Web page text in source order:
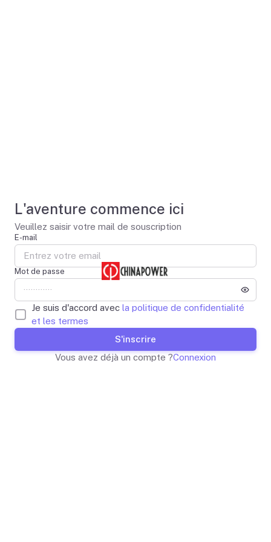
L'aventure commence ici
Veuillez saisir votre mail de souscription
E-mail
Mot de passe
Je suis d'accord avec la politique de confidentialité
et les termes
S'inscrire
Vous avez déjà un compte ?Connexion